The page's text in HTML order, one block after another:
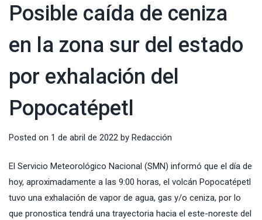
Posible caída de ceniza
en la zona sur del estado
por exhalación del
Popocatépetl
Posted on 1 de abril de 2022 by Redacción
El Servicio Meteorológico Nacional (SMN) informó que el día de
hoy, aproximadamente a las 9:00 horas, el volcán Popocatépetl
tuvo una exhalación de vapor de agua, gas y/o ceniza, por lo
que pronostica tendrá una trayectoria hacia el este-noreste del